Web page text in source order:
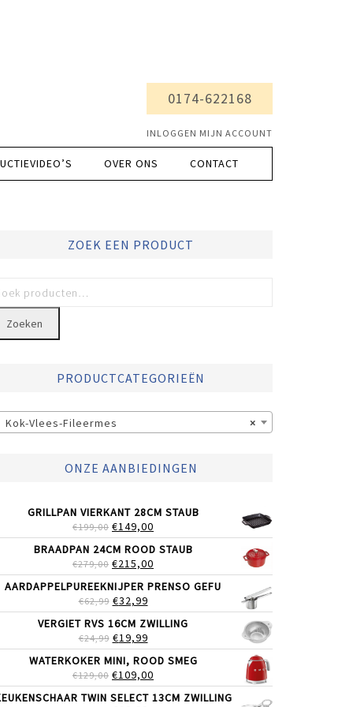
0174-622168
INLOGGEN MIJN ACCOUNT
OVER ONS CONTACT
ZOEK EEN PRODUCT
Zoeken
PRODUCTCATEGORIEËN
×
Kok-Vlees-Fileermes
ONZE AANBIEDINGEN
GRILLPAN VIERKANT 28CM STAUB
€199,00 OORSPRONKELIJKE
PRIJS
WAS:
€199,00.
€149,00
PRIJS
IS:
€149,00.
BRAADPAN 24CM ROOD STAUB
€279,00 OORSPRONKELIJKE
PRIJS
WAS:
€279,00.
€215,00
PRIJS
IS:
AARDAPPELPUREEKNIJPER PRENSO GEFU
€62,99 OORSPRONKELIJKE
PRIJS
WAS:
€62,99.
€32,99HUIDIGE
PRIJS
IS:
€32,99.
VERGIET RVS 16CM ZWILLING
€24,99 OORSPRONKELIJKE
PRIJS
WAS:
€24,99.
€19,99HUIDIGE
PRIJS
IS:
€19,99.
WATERKOKER MINI, ROOD SMEG
€129,00 OORSPRONKELIJKE
PRIJS
WAS:
€109,00
PRIJS
IS:
TWIN SELECT 13CM ZWILLING